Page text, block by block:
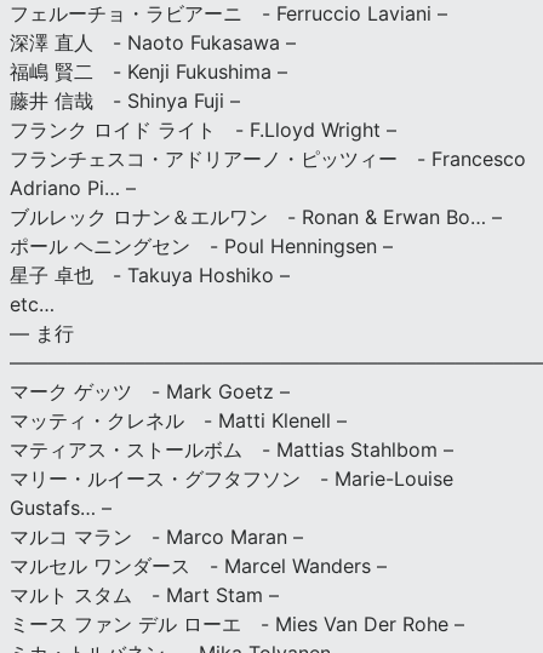
フェルーチョ・ラビアーニ - Ferruccio Laviani –
深澤 直人 - Naoto Fukasawa –
福嶋 賢二 - Kenji Fukushima –
藤井 信哉 - Shinya Fuji –
フランク ロイド ライト - F.Lloyd Wright –
フランチェスコ・アドリアーノ・ピッツィー - Francesco
Adriano Pi… –
ブルレック ロナン＆エルワン - Ronan & Erwan Bo… –
ポール ヘニングセン - Poul Henningsen –
星子 卓也 - Takuya Hoshiko –
etc…
— ま行
マーク ゲッツ - Mark Goetz –
マッティ・クレネル - Matti Klenell –
マティアス・ストールボム - Mattias Stahlbom –
マリー・ルイース・グフタフソン - Marie-Louise
Gustafs… –
マルコ マラン - Marco Maran –
マルセル ワンダース - Marcel Wanders –
マルト スタム - Mart Stam –
ミース ファン デル ローエ - Mies Van Der Rohe –